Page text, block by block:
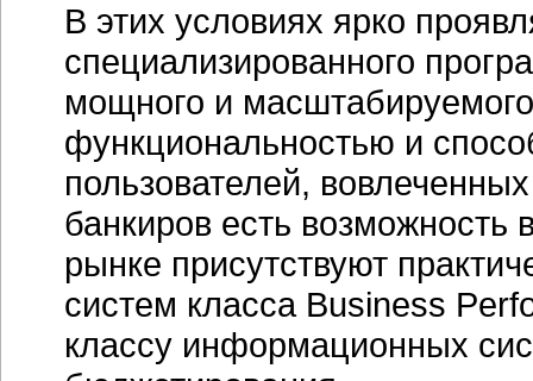
В этих условиях ярко
специализированного
мощного и
функциональностью и
пользователей,
банкиров есть возможность
рынке присутствуют
систем класса Business
классу информационных